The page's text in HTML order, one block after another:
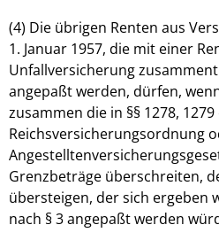
(4) Die übrigen Renten aus
1. Januar 1957, die mit einer
Unfallversicherung
angepaßt werden, dürfen,
zusammen die in §§ 1278,
Reichsversicherungsordnung
Grenzbeträge überschreiten,
übersteigen, der sich ergeben
nach § 3 angepaßt werden